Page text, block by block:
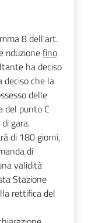
8 dell'art.
riduzionefino
ha deciso
deciso che la
delle
del punto C
gara.
di 180 giorni,
di
validità
Stazione
rettifica del